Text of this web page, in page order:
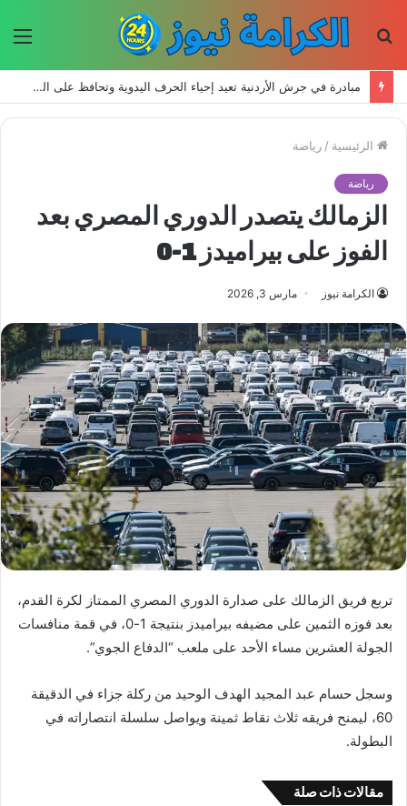
مبادرة في جرش الأردنية تعيد إحياء الحرف اليدوية وتحافظ على التراث للأجيال الجديدة
الرئيسية / رياضة
رياضة
الزمالك يتصدر الدوري المصري بعد
الفوز على بيراميدز 1-0
الكرامة نيوز مارس 3, 2026
تربع فريق الزمالك على صدارة الدوري المصري الممتاز لكرة القدم،
بعد فوزه الثمين على مضيفه بيراميدز بنتيجة 1-0، في قمة منافسات
الجولة العشرين مساء الأحد على ملعب “الدفاع الجوي”.
وسجل حسام عبد المجيد الهدف الوحيد من ركلة جزاء في الدقيقة
60، ليمنح فريقه ثلاث نقاط ثمينة ويواصل سلسلة انتصاراته في
البطولة.
مقالات ذات صلة